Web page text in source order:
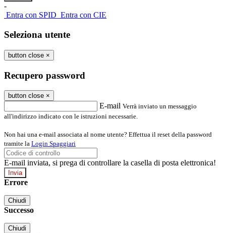
-
Entra con SPID Entra con CIE
Seleziona utente
button close ×
Recupero password
button close ×
E-mail Verrà inviato un messaggio
all'indirizzo indicato con le istruzioni necessarie.
Non hai una e-mail associata al nome utente? Effettua il reset della password
tramite la Login Spaggiari
E-mail inviata, si prega di controllare la casella di posta elettronica!
Errore
Chiudi
Successo
Chiudi